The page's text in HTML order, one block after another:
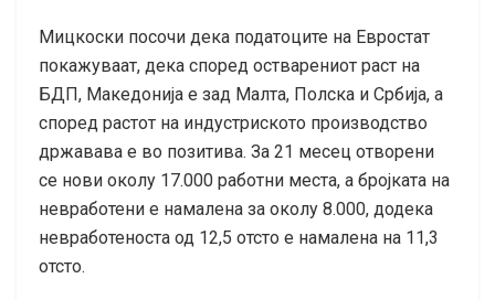
Мицкоски посочи дека податоците на Евростат
покажуваат, дека според остварениот раст на
БДП, Македонија е зад Малта, Полска и Србија, а
според растот на индустриското производство
државава е во позитива. За 21 месец отворени
се нови околу 17.000 работни места, а бројката на
невработени е намалена за околу 8.000, додека
невработеноста од 12,5 отсто е намалена на 11,3
отсто.